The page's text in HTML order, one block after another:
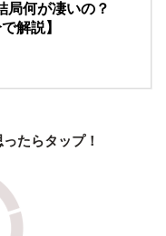
局何が凄いの？
解説】
たらタップ！